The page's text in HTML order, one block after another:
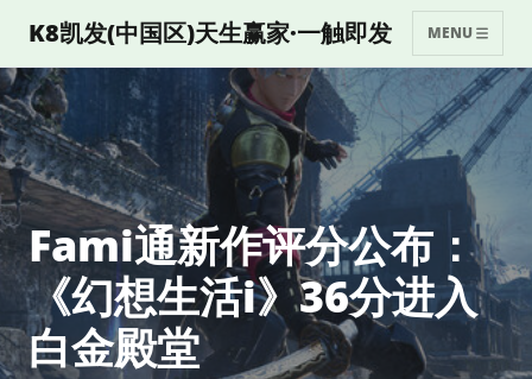
K8凯发(中国区)天生赢家·一触即发 MENU
Fami通新作评分公布：
《幻想生活i》36分进入
白金殿堂